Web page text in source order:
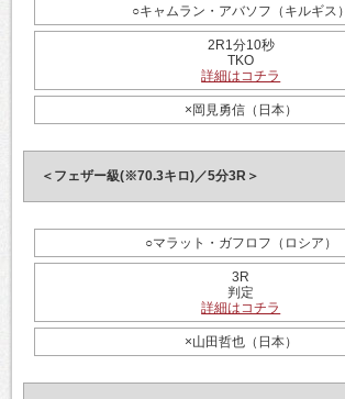
○キャムラン・アバソフ（キルギス）
2R1分10秒
TKO
詳細はコチラ
×岡見勇信（日本）
＜フェザー級(※70.3キロ)／5分3R＞
○マラット・ガフロフ（ロシア）
3R
判定
詳細はコチラ
×山田哲也（日本）